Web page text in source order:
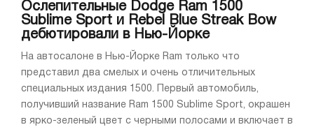
Ослепительные Dodge Ram 1500
Sublime Sport и Rebel Blue Streak Bow
дебютировали в Нью-Йорке
На автосалоне в Нью-Йорке Ram только что
представил два смелых и очень отличительных
специальных издания 1500. Первый автомобиль,
получивший название Ram 1500 Sublime Sport, окрашен
в ярко-зеленый цвет с черными полосами и включает в